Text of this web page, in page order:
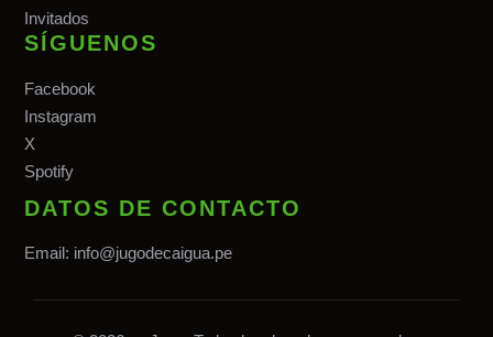
Invitados
SÍGUENOS
Facebook
Instagram
X
Spotify
DATOS DE CONTACTO
Email: info@jugodecaigua.pe